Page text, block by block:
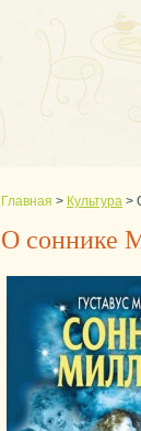
Главная > Культура >
О соннике